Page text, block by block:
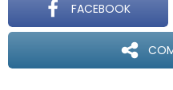
FACEBOOK